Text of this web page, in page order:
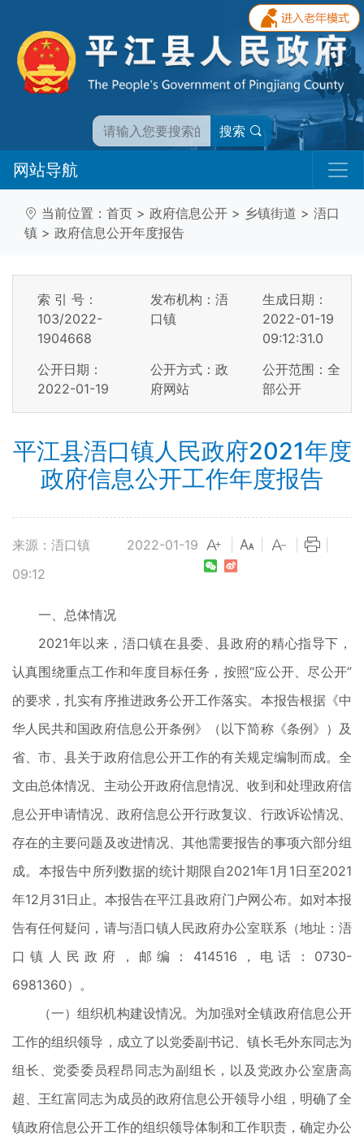
搜索
网站导航
当前位置： 首页 > 政府信息公开 > 乡镇街道 > 浯口
镇 > 政府信息公开年度报告
索 引 号：
103/2022-
1904668
发布机构：浯
口镇
生成日期：
2022-01-19
09:12:31.0
公开日期：
2022-01-19
公开方式：政
府网站
公开范围：全
部公开
平江县浯口镇人民政府2021年度
政府信息公开工作年度报告
来源：浯口镇
2022-01-19
09:12
一、总体情况
2021年以来，浯口镇在县委、县政府的精心指导下，
认真围绕重点工作和年度目标任务，按照“应公开、尽公开”
的要求，扎实有序推进政务公开工作落实。本报告根据《中
华人民共和国政府信息公开条例》（以下简称《条例》）及
省、市、县关于政府信息公开工作的有关规定编制而成。全
文由总体情况、主动公开政府信息情况、收到和处理政府信
息公开申请情况、政府信息公开行政复议、行政诉讼情况、
存在的主要问题及改进情况、其他需要报告的事项六部分组
成。本报告中所列数据的统计期限自2021年1月1日至2021
年12月31日止。本报告在平江县政府门户网公布。如对本报
告有任何疑问，请与浯口镇人民政府办公室联系（地址：浯
口镇人民政府，邮编：414516，电话：0730-
6981360）。
（一）组织机构建设情况。为加强对全镇政府信息公开
工作的组织领导，成立了以党委副书记、镇长毛外东同志为
组长、党委委员程昂同志为副组长，以及党政办公室唐高
超、王红富同志为成员的政府信息公开领导小组，明确了全
镇政府信息公开工作的组织领导体制和工作职责，确定办公